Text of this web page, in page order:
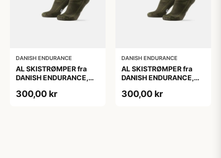
DANISH ENDURANCE
AL SKISTRØMPER fra
DANISH ENDURANCE,
300,00 kr
DANISH ENDURANCE
AL SKISTRØMPER fra
DANISH ENDURANCE,
300,00 kr